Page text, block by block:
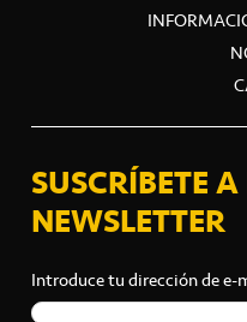
SUSCRÍBETE
NEWSLETTER
Introduce tu dirección de